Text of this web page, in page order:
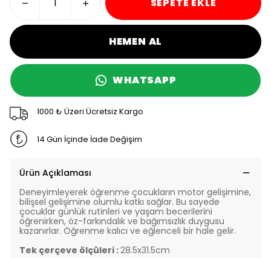
HEMEN AL
WHATSAPP
1000 ₺ Üzeri Ücretsiz Kargo
14 Gün İçinde İade Değişim
Ürün Açıklaması
Deneyimleyerek öğrenme çocukların motor gelişimine,
bilişsel gelişimine olumlu katkı sağlar. Bu sayede
çocuklar günlük rutinleri ve yaşam becerilerini
öğrenirken, öz-farkındalık ve bağımsızlık duygusu
kazanırlar. Öğrenme kalıcı ve eğlenceli bir hale gelir.
Tek çerçeve ölçüleri :28.5x31.5cm